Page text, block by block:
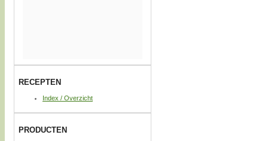
RECEPTEN
Index / Overzicht
PRODUCTEN